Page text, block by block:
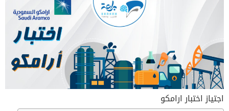
اجتياز اختبار ارامكو